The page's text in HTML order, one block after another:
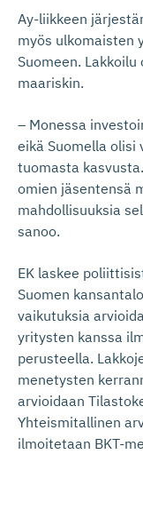
Ay-liikkeen
myös ulkomaisten
Suomeen.
maariskin.
– Monessa
eikä Suomella olisi
tuomasta
omien jäsentensä
mahdollisuuksia
sanoo.
EK laskee
Suomen
vaikutuksia
yritysten kanssa
perusteella.
menetysten
arvioidaan
Yhteismitallinen
ilmoitetaan BKT-